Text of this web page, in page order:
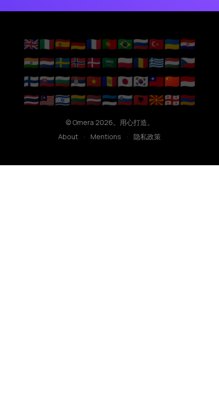
🇬🇧🇮🇹🇪🇸🇩🇪🇫🇷🇵🇹🇧🇷🇷🇺🇹🇷🇺🇦🇭🇷
🇮🇳🇳🇱🇸🇪🇳🇴🇩🇰🇸🇦🇵🇱🇷🇴🇬🇷🇭🇺🇨🇿
🇫🇮🇸🇰🇧🇬🇷🇸🇻🇳🇦🇩🇯🇵🇰🇷🇹🇼🇨🇳🇮🇩
🇹🇭🇲🇾🇮🇱🇱🇹🇱🇻🇪🇪🇸🇮🇦🇱🇲🇰🇬🇪🇦🇲
© Omera 2026。用心打造。
About
· Mentions · 隐私政策